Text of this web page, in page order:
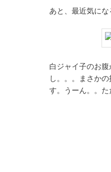
あと、最近気に
白ジャイ子のお
し。。。まさか
す。うーん。。た